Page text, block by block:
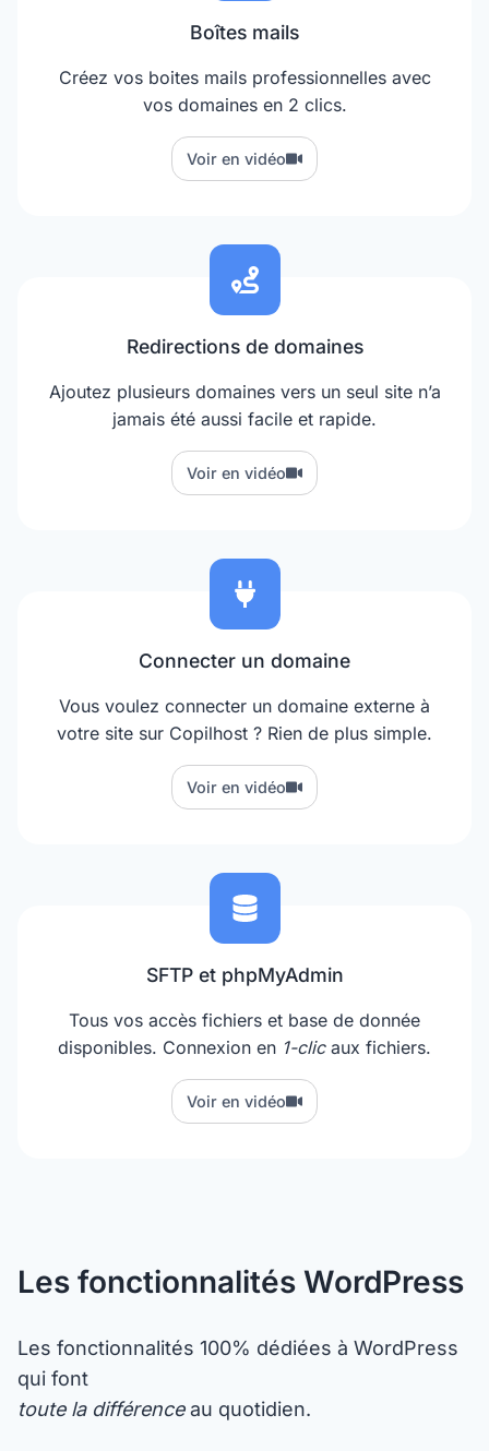
Boîtes mails
Créez vos boites mails professionnelles avec
vos domaines en 2 clics.
Voir en vidéo
Redirections de domaines
Ajoutez plusieurs domaines vers un seul site n’a
jamais été aussi facile et rapide.
Voir en vidéo
Connecter un domaine
Vous voulez connecter un domaine externe à
votre site sur Copilhost ? Rien de plus simple.
Voir en vidéo
SFTP et phpMyAdmin
Tous vos accès fichiers et base de donnée
disponibles. Connexion en 1-clicaux fichiers.
Voir en vidéo
Les fonctionnalités WordPress
Les fonctionnalités 100% dédiées à WordPress
qui font
toute la différenceau quotidien.